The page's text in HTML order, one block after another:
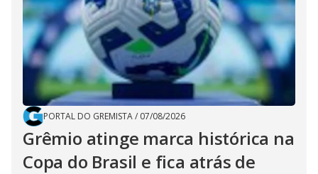
PORTAL DO GREMISTA/ 07/08/2026
Grêmio atinge marca histórica na
Copa do Brasil e fica atrás de